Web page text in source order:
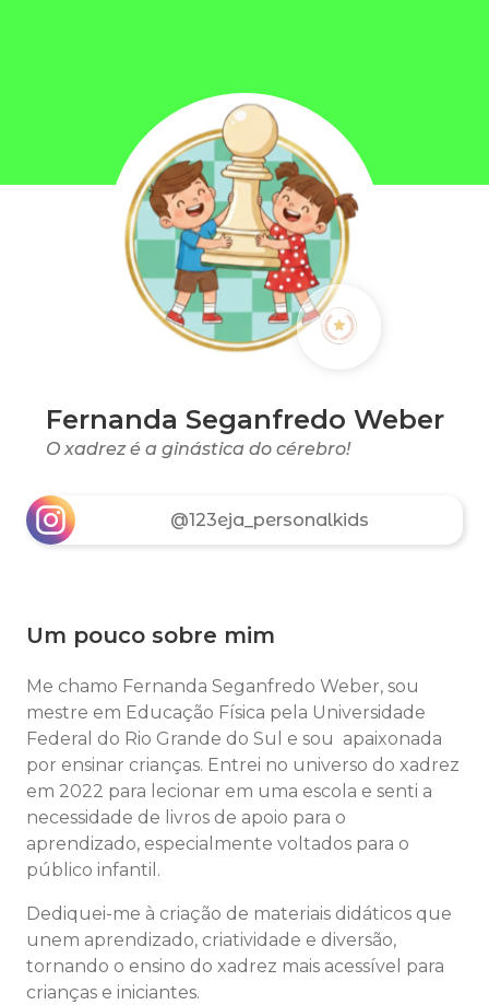
Fernanda Seganfredo Weber
O xadrez é a ginástica do cérebro!
@123eja_personalkids
Um pouco sobre mim
Me chamo Fernanda Seganfredo Weber, sou
mestre em Educação Física pela Universidade
Federal do Rio Grande do Sul e sou apaixonada
por ensinar crianças. Entrei no universo do xadrez
em 2022 para lecionar em uma escola e senti a
necessidade de livros de apoio para o
aprendizado, especialmente voltados para o
público infantil.
Dediquei-me à criação de materiais didáticos que
unem aprendizado, criatividade e diversão,
tornando o ensino do xadrez mais acessível para
crianças e iniciantes.